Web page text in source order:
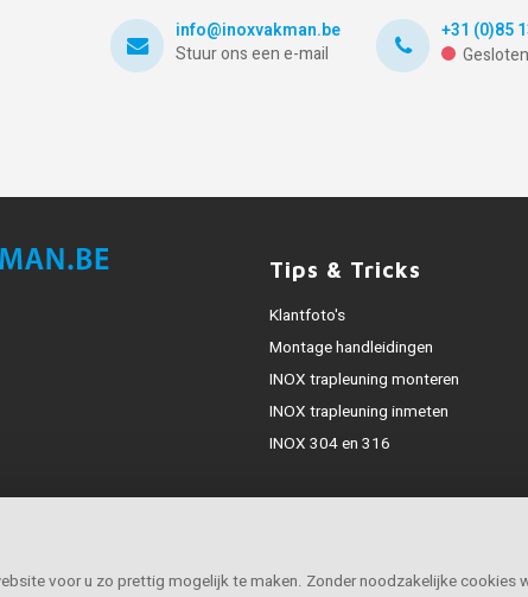
info@inoxvakman.be
Stuur ons een e-mail
+31 (0)85
Gesloten
Tips & Tricks
Klantfoto's
Montage handleidingen
INOX trapleuning monteren
INOX trapleuning inmeten
INOX 304 en 316
voor u zo prettig mogelijk te maken. Zonder noodzakelijke cookies